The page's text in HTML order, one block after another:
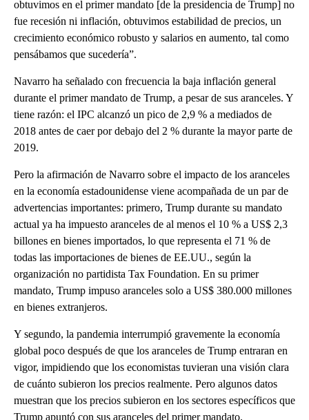
obtuvimos en el primer mandato [de la presidencia de Trump] no
fue recesión ni inflación, obtuvimos estabilidad de precios, un
crecimiento económico robusto y salarios en aumento, tal como
pensábamos que sucedería”.
Navarro ha señalado con frecuencia la baja inflación general
durante el primer mandato de Trump, a pesar de sus aranceles. Y
tiene razón: el IPC alcanzó un pico de 2,9 % a mediados de
2018 antes de caer por debajo del 2 % durante la mayor parte de
2019.
Pero la afirmación de Navarro sobre el impacto de los aranceles
en la economía estadounidense viene acompañada de un par de
advertencias importantes: primero, Trump durante su mandato
actual ya ha impuesto aranceles de al menos el 10 % a US$ 2,3
billones en bienes importados, lo que representa el 71 % de
todas las importaciones de bienes de EE.UU., según la
organización no partidista Tax Foundation. En su primer
mandato, Trump impuso aranceles solo a US$ 380.000 millones
en bienes extranjeros.
Y segundo, la pandemia interrumpió gravemente la economía
global poco después de que los aranceles de Trump entraran en
vigor, impidiendo que los economistas tuvieran una visión clara
de cuánto subieron los precios realmente. Pero algunos datos
muestran que los precios subieron en los sectores específicos que
Trump apuntó con sus aranceles del primer mandato.